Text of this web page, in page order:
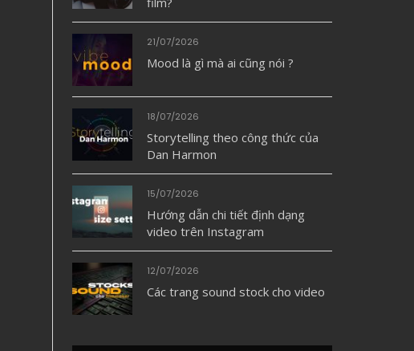
21/07/2026
Mood là gì mà ai cũng nói ?
18/07/2026
Storytelling theo công thức của
Dan Harmon
15/07/2026
Hướng dẫn chi tiết định dạng
video trên Instagram
12/07/2026
Các trang sound stock cho video